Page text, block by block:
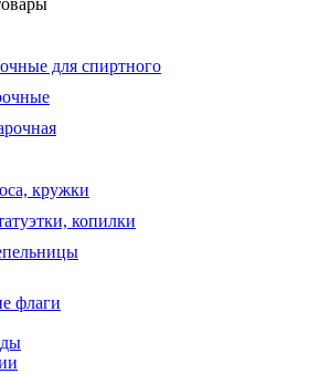
для спиртного
кружки
копилки
флаги